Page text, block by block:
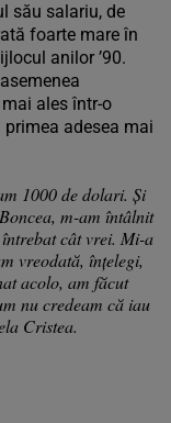
său salariu, de
foarte mare în
anilor ’90.
ales într-o
adesea mai
1000 de dolari. Și
m-am întâlnit
cât vrei. Mi-a
vreodată, înțelegi,
acolo, am făcut
nu credeam că iau
Cristea.